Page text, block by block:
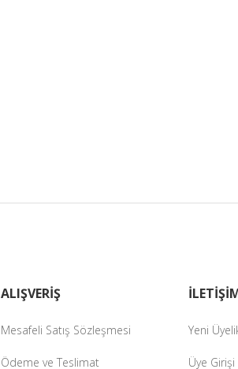
ALIŞVERİŞ
Mesafeli Satış Sözleşmesi
Ödeme ve Teslimat
Yeni
Üye Girişi